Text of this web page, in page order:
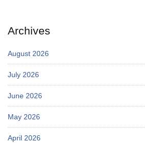
Archives
August 2026
July 2026
June 2026
May 2026
April 2026